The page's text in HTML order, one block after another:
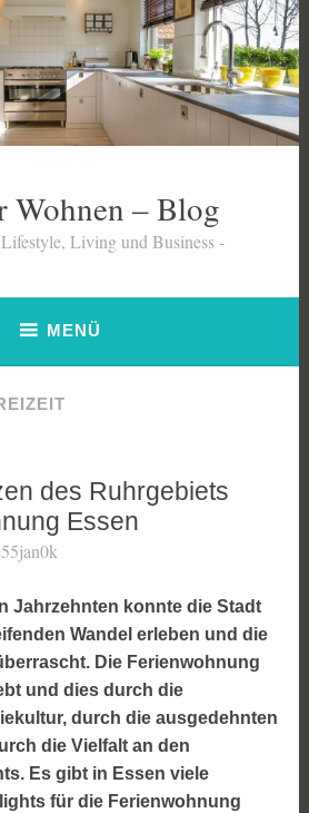
Wohnen – Blog
Living und Business
MENÜ
des Ruhrgebiets
Essen
Jahrzehnten konnte die Stadt
Wandel erleben und die
Die Ferienwohnung
und dies durch die
durch die ausgedehnten
die Vielfalt an den
Es gibt in Essen viele
für die Ferienwohnung